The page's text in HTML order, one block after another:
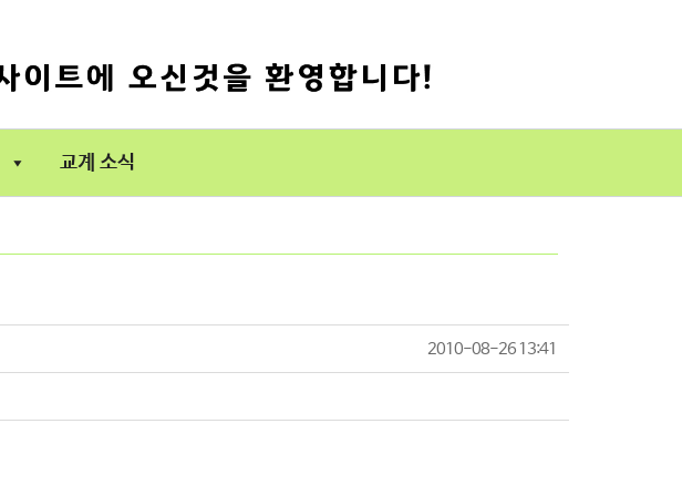
교계 소식
2010-08-26 13:41